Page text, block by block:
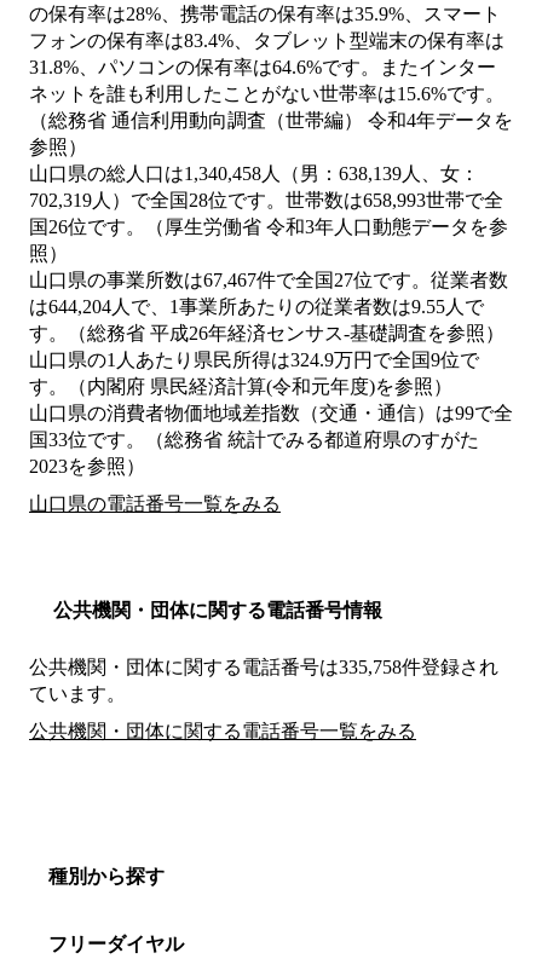
の保有率は28%、携帯電話の保有率は35.9%、スマート
フォンの保有率は83.4%、タブレット型端末の保有率は
31.8%、パソコンの保有率は64.6%です。またインター
ネットを誰も利用したことがない世帯率は15.6%です。
（総務省 通信利用動向調査（世帯編） 令和4年データを
参照）
山口県の総人口は1,340,458人（男：638,139人、女：
702,319人）で全国28位です。世帯数は658,993世帯で全
国26位です。（厚生労働省 令和3年人口動態データを参
照）
山口県の事業所数は67,467件で全国27位です。従業者数
は644,204人で、1事業所あたりの従業者数は9.55人で
す。（総務省 平成26年経済センサス‐基礎調査を参照）
山口県の1人あたり県民所得は324.9万円で全国9位で
す。（内閣府 県民経済計算(令和元年度)を参照）
山口県の消費者物価地域差指数（交通・通信）は99で全
国33位です。（総務省 統計でみる都道府県のすがた
2023を参照）
山口県の電話番号一覧をみる
公共機関・団体に関する電話番号情報
公共機関・団体に関する電話番号は335,758件登録され
ています。
公共機関・団体に関する電話番号一覧をみる
種別から探す
フリーダイヤル